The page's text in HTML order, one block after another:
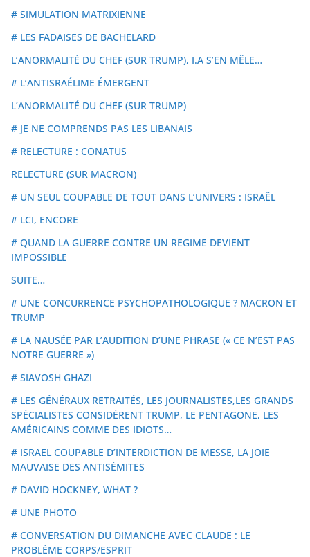
# SIMULATION MATRIXIENNE
# LES FADAISES DE BACHELARD
L’ANORMALITÉ DU CHEF (SUR TRUMP), I.A S’EN MÊLE…
# L’ANTISRAÉLIME ÉMERGENT
L’ANORMALITÉ DU CHEF (SUR TRUMP)
# JE NE COMPRENDS PAS LES LIBANAIS
# RELECTURE : CONATUS
RELECTURE (SUR MACRON)
# UN SEUL COUPABLE DE TOUT DANS L’UNIVERS : ISRAËL
# LCI, ENCORE
# QUAND LA GUERRE CONTRE UN REGIME DEVIENT
IMPOSSIBLE
SUITE…
# UNE CONCURRENCE PSYCHOPATHOLOGIQUE ? MACRON ET
TRUMP
# LA NAUSÉE PAR L’AUDITION D’UNE PHRASE (« CE N’EST PAS
NOTRE GUERRE »)
# SIAVOSH GHAZI
# LES GÉNÉRAUX RETRAITÉS, LES JOURNALISTES,LES GRANDS
SPÉCIALISTES CONSIDÈRENT TRUMP, LE PENTAGONE, LES
AMÉRICAINS COMME DES IDIOTS…
# ISRAEL COUPABLE D’INTERDICTION DE MESSE, LA JOIE
MAUVAISE DES ANTISÉMITES
# DAVID HOCKNEY, WHAT ?
# UNE PHOTO
# CONVERSATION DU DIMANCHE AVEC CLAUDE : LE
PROBLÈME CORPS/ESPRIT